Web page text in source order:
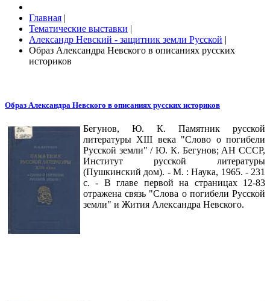
Главная |
Тематические выставки |
Александр Невский - защитник земли Русской |
Образ Александра Невского в описаниях русских
историков
Образ Александра Невского в описаниях русских историков
Бегунов, Ю. К. Памятник русской
литературы XIII века "Слово о погибели
Русской земли" / Ю. К. Бегунов; АН СССР,
Институт русской литературы
(Пушкинский дом). - М. : Наука, 1965. - 231
с. - В главе первой на страницах 12-83
отражена связь "Слова о погибели Русской
земли" и Жития Александра Невского.